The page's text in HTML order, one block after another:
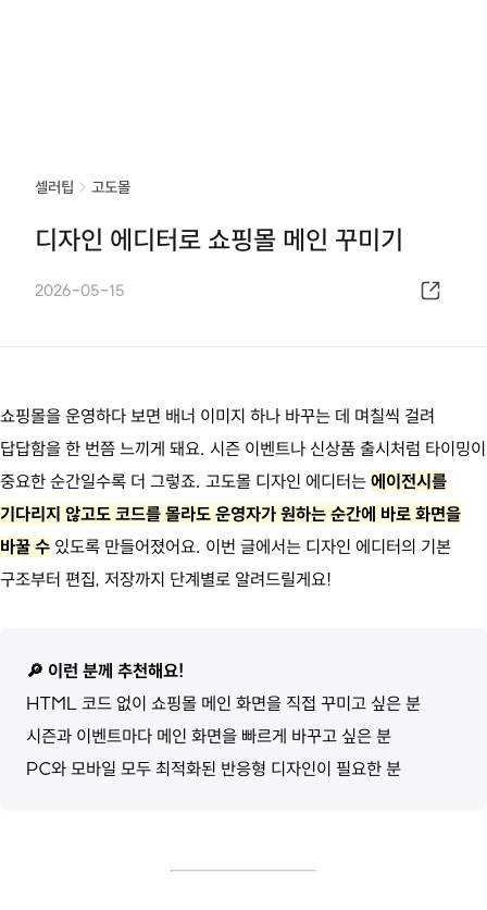
셀러팁 고도몰
디자인 에디터로 쇼핑몰 메인 꾸미기
2026-05-15
쇼핑몰을 운영하다 보면 배너 이미지 하나 바꾸는 데 며칠씩 걸려
답답함을 한 번쯤 느끼게 돼요. 시즌 이벤트나 신상품 출시처럼 타이밍이
중요한 순간일수록 더 그렇죠. 고도몰 디자인 에디터는 에이전시를
기다리지 않고도 코드를 몰라도 운영자가 원하는 순간에 바로 화면을
바꿀 수 있도록 만들어졌어요. 이번 글에서는 디자인 에디터의 기본
구조부터 편집, 저장까지 단계별로 알려드릴게요!
🔎 이런 분께 추천해요!
HTML 코드 없이 쇼핑몰 메인 화면을 직접 꾸미고 싶은 분
시즌과 이벤트마다 메인 화면을 빠르게 바꾸고 싶은 분
PC와 모바일 모두 최적화된 반응형 디자인이 필요한 분